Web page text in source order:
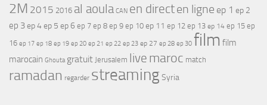
2M 2015 2016 al aoula CAN en directen ligne ep 1 ep 2
ep 3ep 4ep 5 ep 6 ep 7 ep 8 ep 9 ep 10 ep 11 ep 12 ep 13 ep 14 ep 15 ep
16 ep 17 ep 18 ep 19 ep 20 ep 21 ep 22 ep 23 ep 27 ep 28 ep 30 film film
marocain Ghouta gratuit Jerusalem live maroc match
ramadan regarder streamingSyria